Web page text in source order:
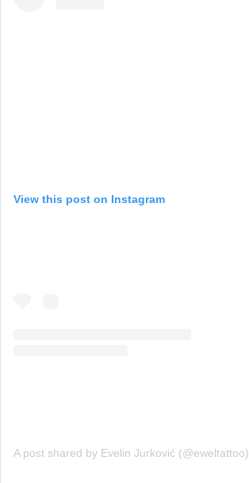
View this post on Instagram
A post shared by Evelin Jurković (@eweltattoo)